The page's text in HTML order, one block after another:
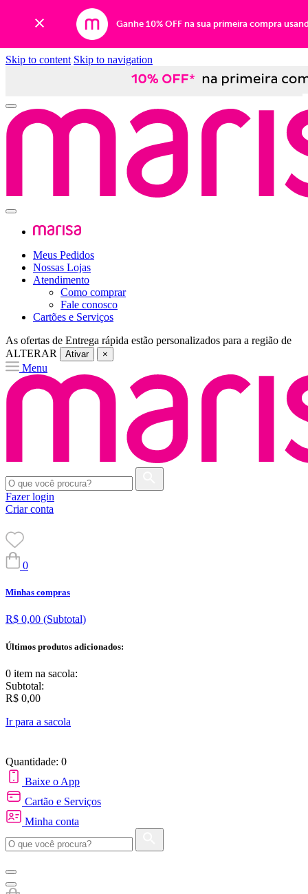
Ganhe 10% OFF na sua primeira compra
Skip to content Skip to navigation
Meus Pedidos
Nossas Lojas
Atendimento
Como comprar
Fale conosco
Cartões e Serviços
As ofertas de Entrega rápida estão personalizados para a região de
ALTERAR
Ativar ×
Menu
Fazer login
Criar conta
0
Minhas compras
R$ 0,00 (Subtotal)
Últimos produtos adicionados:
0 item na sacola:
Subtotal:
R$ 0,00
Ir para a sacola
Quantidade: 0
Baixe o App
Cartão e Serviços
Minha conta